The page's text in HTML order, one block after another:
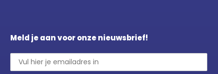
Meld je aan voor onze nieuwsbrief!